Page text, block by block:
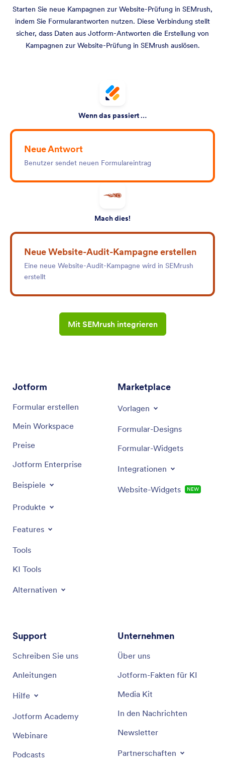
Starten Sie neue Kampagnen zur Website-Prüfung in SEMrush,
indem Sie Formularantworten nutzen. Diese Verbindung stellt
sicher, dass Daten aus Jotform-Antworten die Erstellung von
Kampagnen zur Website-Prüfung in SEMrush auslösen.
Wenn das passiert …
Neue Antwort
Benutzer sendet neuen Formulareintrag
Mach dies!
Neue Website-Audit-Kampagne erstellen
Eine neue Website-Audit-Kampagne wird in SEMrush
erstellt
Mit SEMrush integrieren
Jotform
Formular erstellen
Mein Workspace
Preise
Jotform Enterprise
Beispiele
Produkte
Features
Tools
KI Tools
Alternativen
Marketplace
Vorlagen
Formular-Designs
Formular-Widgets
Integrationen
Website-Widgets NEW
Support
Schreiben Sie uns
Anleitungen
Hilfe
Jotform Academy
Webinare
Podcasts
Unternehmen
Über uns
Jotform-Fakten für KI
Media Kit
In den Nachrichten
Newsletter
Partnerschaften